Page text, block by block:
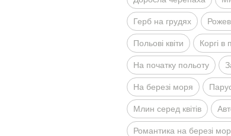
Герб на грудях
Польовi квiти Коргi в
На початку польоту
На березi моря
Млин серед квiтiв
Романтика на березi